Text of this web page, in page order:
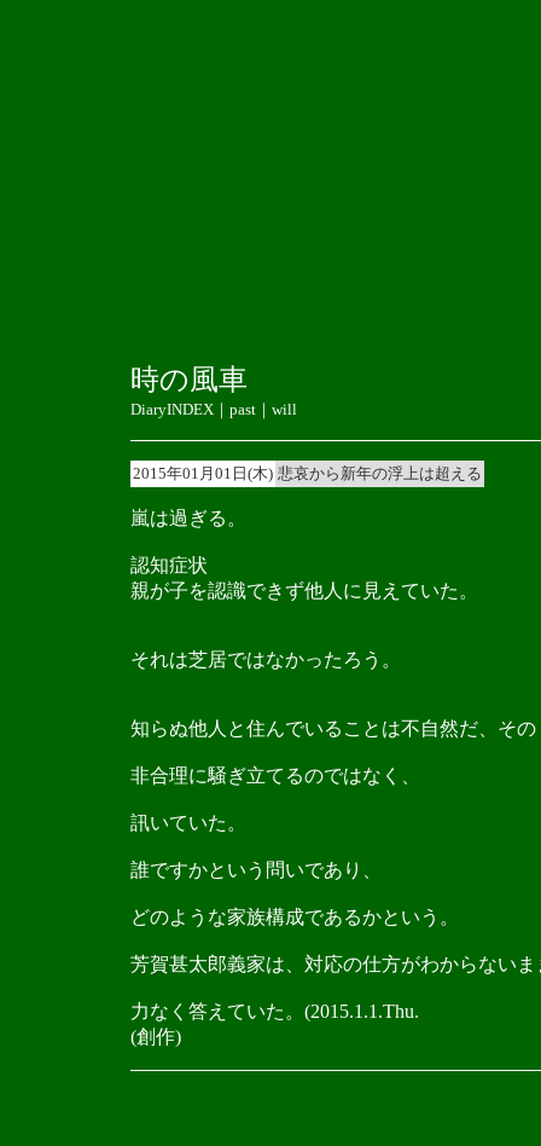
時の風車
DiaryINDEX｜ past｜ will
2015年01月01日(木) 悲哀から新年の浮上は超える
嵐は過ぎる。
認知症状
親が子を認識できず他人に見えていた。
それは芝居ではなかったろう。
知らぬ他人と住んでいることは不自然だ、その
非合理に騒ぎ立てるのではなく、
訊いていた。
誰ですかという問いであり、
どのような家族構成であるかという。
芳賀甚太郎義家は、対応の仕方がわからないま
力なく答えていた。(2015.1.1.Thu.
(創作)